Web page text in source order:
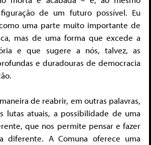
de um futuro possível. Eu
uma parte muito importante de
mas de uma forma que excede a
e que sugere a nós, talvez, as
e duradouras de democracia
de reabrir, em outras palavras,
lutas atuais, a possibilidade de uma
que nos permite pensar e fazer
diferente. A Comuna oferece uma